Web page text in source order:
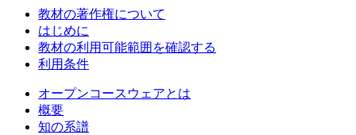
教材の著作権について
はじめに
教材の利用可能範囲を確認する
利用条件
オープンコースウェアとは
概要
知の系譜